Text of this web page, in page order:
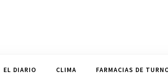
EL DIARIO CLIMA FARMACIAS DE